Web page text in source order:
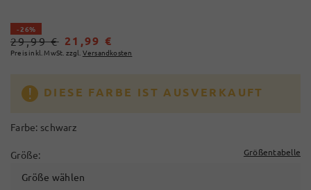
- 26%
29,99 € 21,99 €
Preis inkl. MwSt. zzgl. Versandkosten
DIESE FARBE IST AUSVERKAUFT
Farbe: schwarz
Größe: Größentabelle
Größe wählen